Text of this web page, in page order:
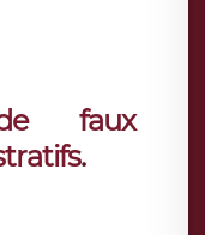
faux
.